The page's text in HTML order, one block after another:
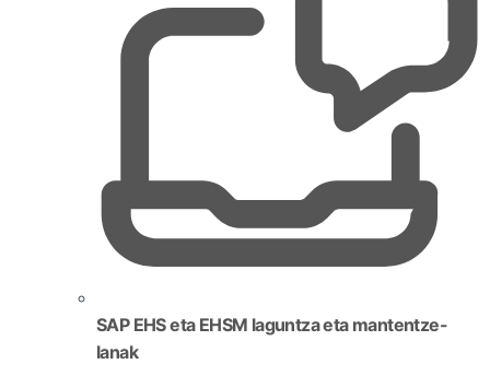
SAP EHS eta EHSM laguntza eta mantentze-
lanak